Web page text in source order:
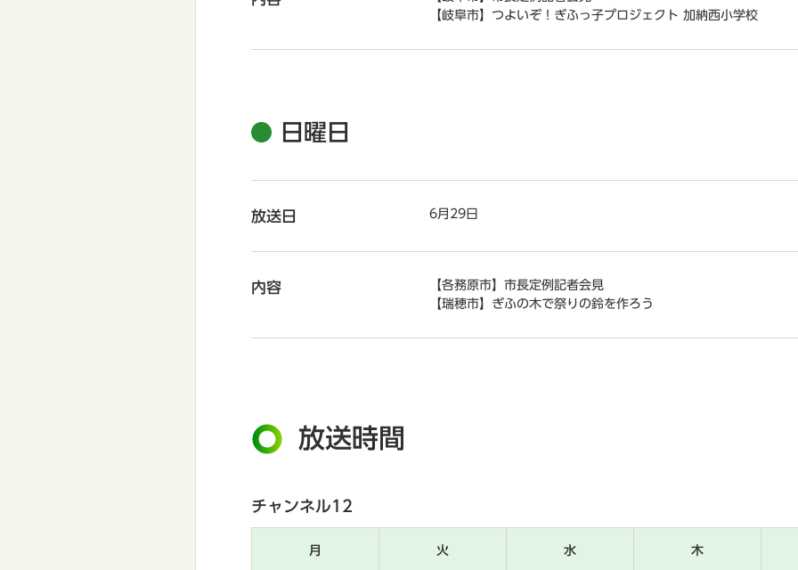
【岐阜市】つよいぞ！ぎふっ子プロジェクト 加納西小学校
日曜日
放送日 6月29日
内容
【各務原市】市長定例記者会見
【瑞穂市】ぎふの木で祭りの鈴を作ろう
放送時間
チャンネル12
月 火 水 木